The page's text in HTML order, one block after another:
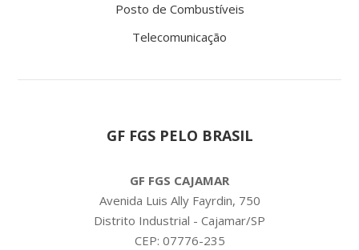
Posto de Combustíveis
Telecomunicação
GF FGS PELO BRASIL
GF FGS CAJAMAR
Avenida Luis Ally Fayrdin, 750
Distrito Industrial - Cajamar/SP
CEP: 07776-235